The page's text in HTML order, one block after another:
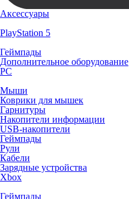
Аксессуары
PlayStation 5
Геймпады
Дополнительное оборудование
PC
Мыши
Коврики для мышек
Гарнитуры
Накопители информации
USB-накопители
Геймпады
Рули
Кабели
Зарядные устройства
Xbox
Геймпады